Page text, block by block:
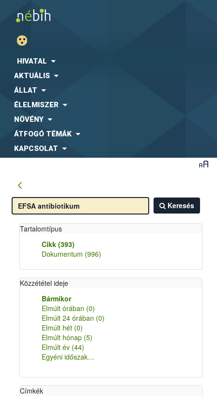
HIVATAL
AKTUÁLIS
ÁLLAT
ÉLELMISZER
NÖVÉNY
ÁTFOGÓ TÉMÁK
KAPCSOLAT
Keresés
Tartalomtípus
Cikk (393)
Dokumentum (996)
Közzététel ideje
Bármikor
Elmúlt órában (0)
Elmúlt 24 órában (0)
Elmúlt hét (0)
Elmúlt hónap (5)
Elmúlt év (44)
Egyéni időszak…
Címkék